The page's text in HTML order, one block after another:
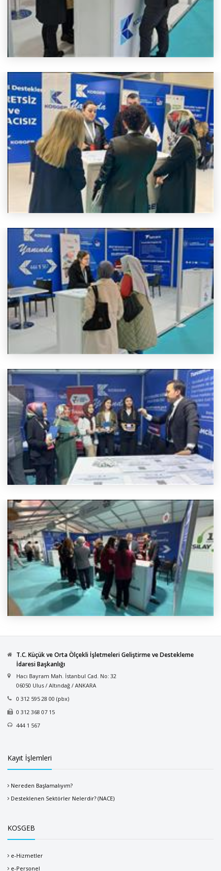
T.C. Küçük ve Orta Ölçekli İşletmeleri Geliştirme ve Destekleme
İdaresi Başkanlığı
Hacı Bayram Mah. İstanbul Cad. No: 32
06050 Ulus / Altındağ / ANKARA
0 312 595 28 00 (pbx)
0 312 368 07 15
444 1 567
Kayıt İşlemleri
Nereden Başlamalıyım?
Desteklenen Sektörler Nelerdir? (NACE)
KOSGEB
e-Hizmetler
e-Personel